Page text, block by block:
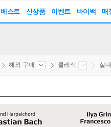
베스트 신상품 이벤트 바이백 매
해외 구매 클래식 실